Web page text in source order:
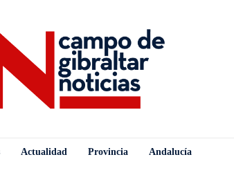
Actualidad Provincia Andalucía